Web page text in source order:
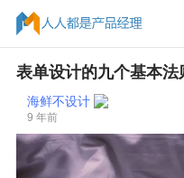
表单设计的九个基本法
海鲜不设计
9 年前